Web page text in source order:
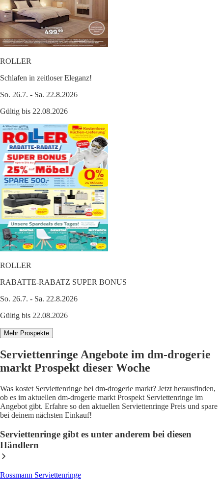
ROLLER
Schlafen in zeitloser Eleganz!
So. 26.7. - Sa. 22.8.2026
Gültig bis 22.08.2026
ROLLER
RABATTE-RABATZ SUPER BONUS
So. 26.7. - Sa. 22.8.2026
Gültig bis 22.08.2026
Mehr Prospekte
Serviettenringe Angebote im dm-drogerie
markt Prospekt dieser Woche
Was kostet Serviettenringe bei dm-drogerie markt? Jetzt herausfinden,
ob es im aktuellen dm-drogerie markt Prospekt Serviettenringe im
Angebot gibt. Erfahre so den aktuellen Serviettenringe Preis und spare
bei deinem nächsten Einkauf!
Serviettenringe gibt es unter anderem bei diesen
Händlern
Rossmann Serviettenringe